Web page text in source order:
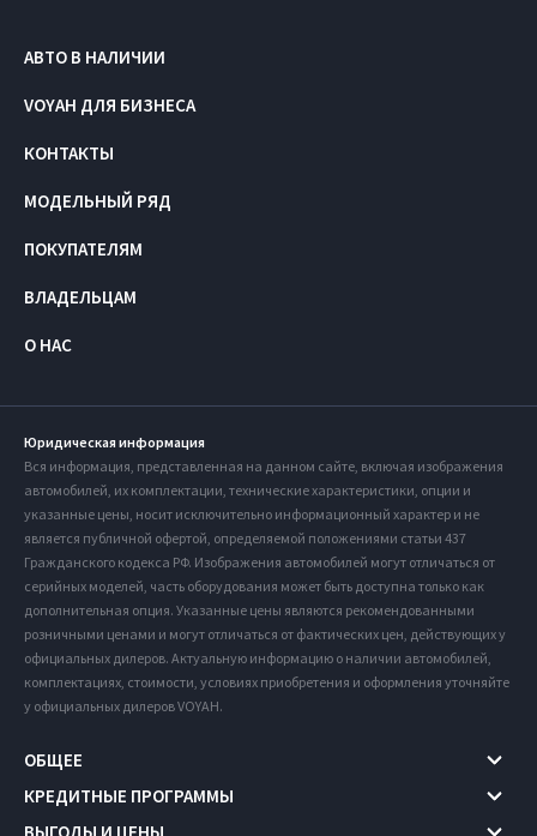
АВТО В НАЛИЧИИ
VOYAH ДЛЯ БИЗНЕСА
КОНТАКТЫ
МОДЕЛЬНЫЙ РЯД
ПОКУПАТЕЛЯМ
ВЛАДЕЛЬЦАМ
О НАС
Юридическая информация
Вся информация, представленная на данном сайте, включая изображения
автомобилей, их комплектации, технические характеристики, опции и
указанные цены, носит исключительно информационный характер и не
является публичной офертой, определяемой положениями статьи 437
Гражданского кодекса РФ. Изображения автомобилей могут отличаться от
серийных моделей, часть оборудования может быть доступна только как
дополнительная опция. Указанные цены являются рекомендованными
розничными ценами и могут отличаться от фактических цен, действующих у
официальных дилеров. Актуальную информацию о наличии автомобилей,
комплектациях, стоимости, условиях приобретения и оформления уточняйте
у официальных дилеров VOYAH.
ОБЩЕЕ
КРЕДИТНЫЕ ПРОГРАММЫ